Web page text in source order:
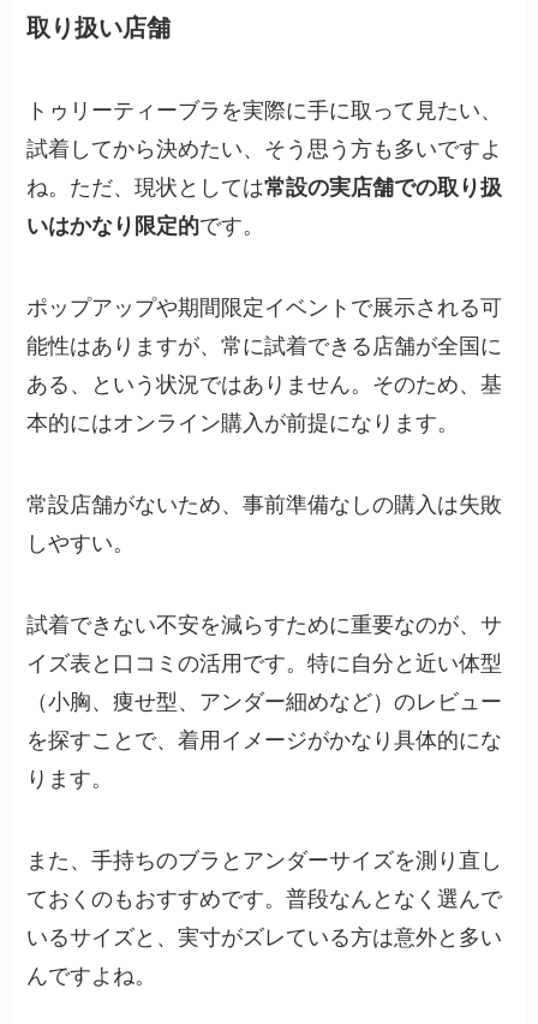
取り扱い店舗
トゥリーティーブラを実際に手に取って見たい、
試着してから決めたい、そう思う方も多いですよ
ね。ただ、現状としては常設の実店舗での取り扱
いはかなり限定的です。
ポップアップや期間限定イベントで展示される可
能性はありますが、常に試着できる店舗が全国に
ある、という状況ではありません。そのため、基
本的にはオンライン購入が前提になります。
常設店舗がないため、事前準備なしの購入は失敗
しやすい。
試着できない不安を減らすために重要なのが、サ
イズ表と口コミの活用です。特に自分と近い体型
（小胸、痩せ型、アンダー細めなど）のレビュー
を探すことで、着用イメージがかなり具体的にな
ります。
また、手持ちのブラとアンダーサイズを測り直し
ておくのもおすすめです。普段なんとなく選んで
いるサイズと、実寸がズレている方は意外と多い
んですよね。